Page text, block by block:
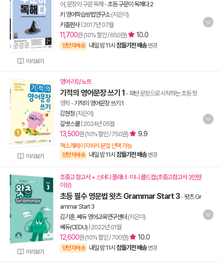
미리보기
어, 문장의 구문 독해 -초등 구문이 독해다 2
키 영어학습방법연구소(지은이)
키출판사| 2017년 07월
11,700원 (10% 할인 / 650원) 10.0
양탄자배송 내일 밤 11시 잠들기전 배송 변경
미리보기
영어 리딩 노트
기적의 영어문장 쓰기 1 - 패턴 문장으로 시작하는 초등 첫
영작-기적의 영어문장 쓰기 1
김현정 (지은이)
길벗스쿨| 2024년 05월
13,500원 (10% 할인 / 750원) 9.9
책소개페이지에서 분철 선택 가능
양탄자배송 내일 밤 11시 잠들기전 배송 변경
미리보기
초중고 참고서 + 스터디 플래너 · 미니 콜드컵 (초중고참고서 3만원
이상)
초등 필수 영문법 왓츠 Grammar Start 3-왓츠 Gr
ammar Start 3
김기훈, 쎄듀 영어교육연구센터 (지은이)
쎄듀(CEDU) 2022년 01월
12,600원 (10% 할인 / 700원) 10.0
양탄자배송 내일 밤 11시 잠들기전 배송 변경